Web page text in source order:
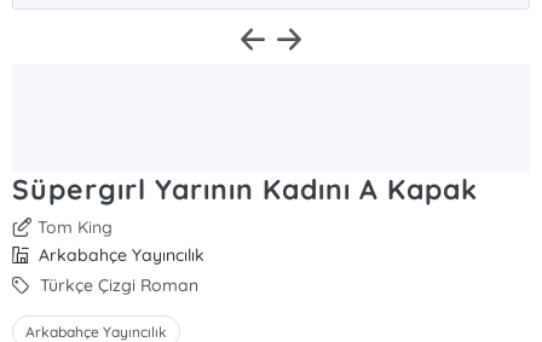
Süpergırl Yarının Kadını A Kapak
Tom King
Arkabahçe Yayıncılık
Türkçe Çizgi Roman
Arkabahçe Yayıncılık